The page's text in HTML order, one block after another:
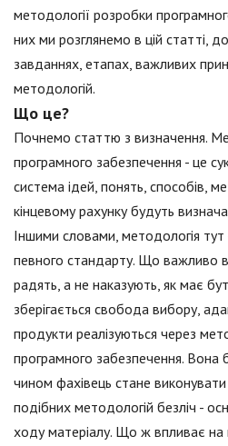
методології розробки
них ми розглянемо в цій статті,
завданнях, етапах, важливих
методологій.
Що це?
Почнемо статтю з визначення.
програмного забезпечення - це
система ідей, понять, способів,
кінцевому рахунку будуть
Іншими словами, методологія тут
певного стандарту. Що важливо
радять, а не наказують, як має
зберігається свобода вибору,
продукти реалізуються через
програмного забезпечення. Вона
чином фахівець стане
подібних методологій безліч -
ходу матеріалу. Що ж впливає на